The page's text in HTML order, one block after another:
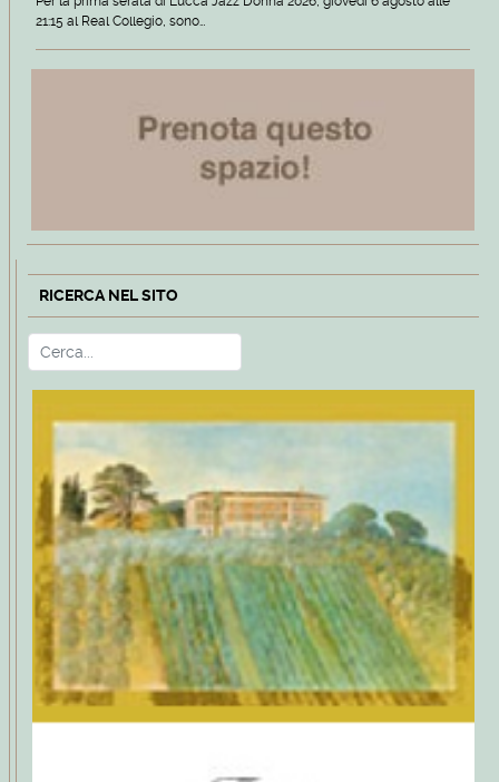
21:15 al Real Collegio, sono…
RICERCA NEL SITO
Cerca Type 2 or more characters for